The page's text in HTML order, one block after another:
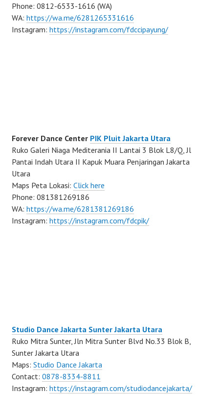
Phone: 0812-6533-1616 (WA)
WA: https://wa.me/6281265331616
Instagram: https://instagram.com/fdccipayung/
Forever Dance Center PIK Pluit Jakarta Utara
Ruko Galeri Niaga Mediterania II Lantai 3 Blok L8/Q, Jl
Pantai Indah Utara II Kapuk Muara Penjaringan Jakarta
Utara
Maps Peta Lokasi: Click here
Phone: 081381269186
WA: https://wa.me/6281381269186
Instagram: https://instagram.com/fdcpik/
Studio Dance Jakarta Sunter Jakarta Utara
Ruko Mitra Sunter, Jln Mitra Sunter Blvd No.33 Blok B,
Sunter Jakarta Utara
Maps: Studio Dance Jakarta
Contact: 0878-8334-8811
Instagram: https://instagram.com/studiodancejakarta/